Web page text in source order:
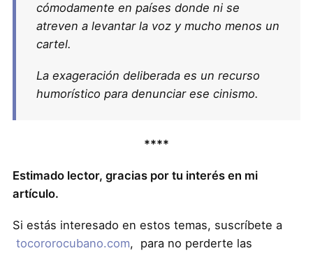
cómodamente en países donde ni se
atreven a levantar la voz y mucho menos un
cartel.
La exageración deliberada es un recurso
humorístico para denunciar ese cinismo.
****
Estimado lector, gracias por tu interés en mi
artículo.
Si estás interesado en estos temas, suscríbete a
tocororocubano.com, para no perderte las